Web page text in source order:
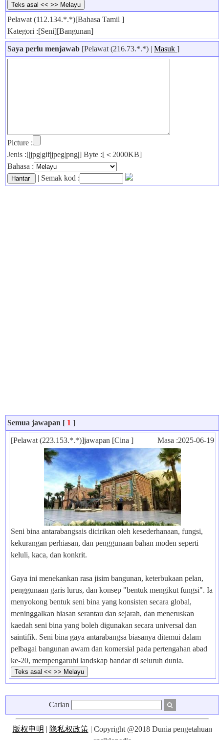
Pelawat (112.134.*.*)[Bahasa Tamil ]
Kategori :[Seni][Bangunan]
Saya perlu menjawab [Pelawat (216.73.*.*) | Masuk ]
Picture :
Jenis :[|jpg|gif|jpeg|png|] Byte :[＜2000KB]
Bahasa :
| Semak kod :
Semua jawapan [ 1 ]
[Pelawat (223.153.*.*)]jawapan [Cina ] Masa :2025-06-19
Seni bina antarabangsais dicirikan oleh kesederhanaan, fungsi,
kekurangan perhiasan, dan penggunaan bahan moden seperti
keluli, kaca, dan konkrit.
Gaya ini menekankan rasa jisim bangunan, keterbukaan pelan,
penggunaan garis lurus, dan konsep "bentuk mengikut fungsi". Ia
menyokong bentuk seni bina yang konsisten secara global,
meninggalkan hiasan serantau dan sejarah, dan meneruskan
kaedah seni bina yang boleh digunakan secara universal dan
saintifik. Seni bina gaya antarabangsa biasanya ditemui dalam
pelbagai bangunan awam dan komersial pada pertengahan abad
ke-20, mempengaruhi landskap bandar di seluruh dunia.
Carian
版权申明 | 隐私权政策| Copyright @2018 Dunia pengetahuan